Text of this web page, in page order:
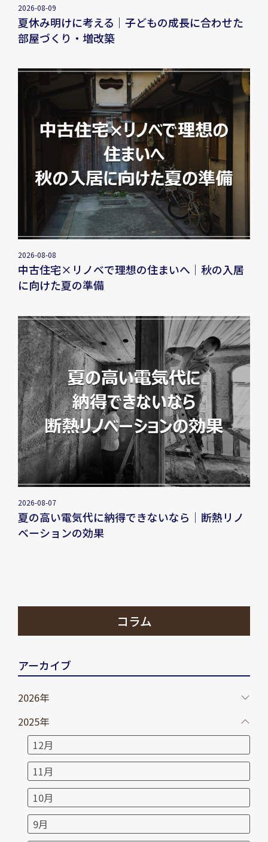
2026-08-09
夏休み明けに考える｜子どもの成長に合わせた
部屋づくり・増改築
2026-08-08
中古住宅×リノベで理想の住まいへ｜秋の入居
に向けた夏の準備
2026-08-07
夏の高い電気代に納得できないなら｜断熱リノ
ベーションの効果
コラム
アーカイブ
2026年
2025年
12月
11月
10月
9月